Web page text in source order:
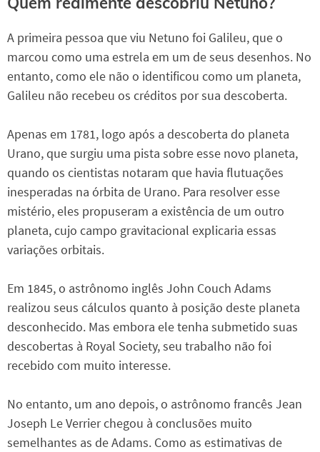
A primeira pessoa que viu Netuno foi Galileu, que o
marcou como uma estrela em um de seus desenhos. No
entanto, como ele não o identificou como um planeta,
Galileu não recebeu os créditos por sua descoberta.
Apenas em 1781, logo após a descoberta do planeta
Urano, que surgiu uma pista sobre esse novo planeta,
quando os cientistas notaram que havia flutuações
inesperadas na órbita de Urano. Para resolver esse
mistério, eles propuseram a existência de um outro
planeta, cujo campo gravitacional explicaria essas
variações orbitais.
Em 1845, o astrônomo inglês John Couch Adams
realizou seus cálculos quanto à posição deste planeta
desconhecido. Mas embora ele tenha submetido suas
descobertas à Royal Society, seu trabalho não foi
recebido com muito interesse.
No entanto, um ano depois, o astrônomo francês Jean
Joseph Le Verrier chegou à conclusões muito
semelhantes as de Adams. Como as estimativas de